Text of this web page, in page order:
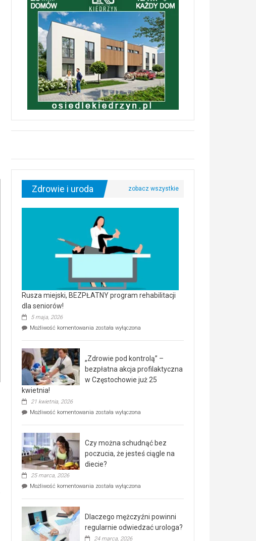
Zdrowie i uroda
Rusza miejski, BEZPŁATNY program rehabilitacji
dla seniorów!
5 maja, 2026
Możliwość komentowania Rusza
rehabilitacji
dla
seniorów!
została wyłączona
„Zdrowie pod kontrolą” –
bezpłatna akcja profilaktyczna
w Częstochowie już 25
kwietnia!
21 kwietnia, 2026
Możliwość komentowania „Zdrowie
bezpłatna
akcja
profilaktyczna
w
już
kwietnia!
została wyłączona
Czy można schudnąć bez
poczucia, że jesteś ciągle na
diecie?
25 marca, 2026
Możliwość komentowania Czy
poczucia,
że
została wyłączona
Dlaczego mężczyźni powinni
regularnie odwiedzać urologa?
24 marca, 2026